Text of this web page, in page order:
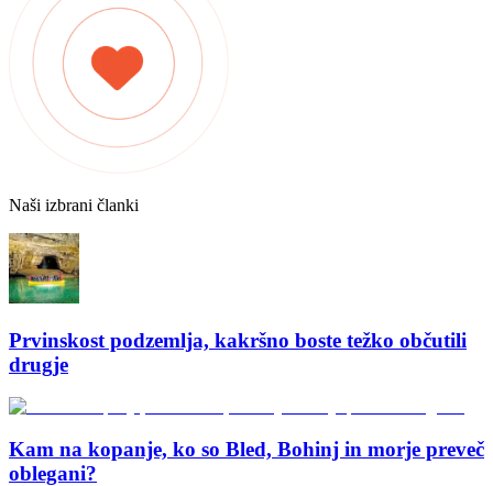
Naši izbrani članki
Prvinskost podzemlja, kakršno boste težko občutili
drugje
Kam na kopanje, ko so Bled, Bohinj in morje preveč
oblegani?